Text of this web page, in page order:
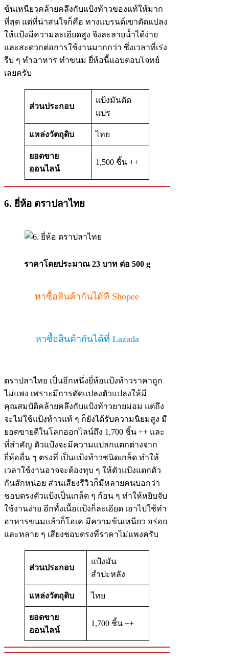
ข้นเหนียวคล้ายคลึงกับแป้งท้าวของแท้ให้มาก
ที่สุด แต่ที่น่าสนใจก็คือ ทางแบรนด์เขาดัดแปลง
ให้แป้งมีความละเอียดสูง จึงละลายน้ำได้ง่าย
และสะดวกต่อการใช้งานมากกว่า ซึ่งเวลาที่เร่ง
รีบ ๆ ทำอาหาร ทำขนม ยี่ห้อนี้แอบตอบโจทย์
เลยครับ
ส่วนประกอบ
แป้งมันดัด
แปร
แหล่งวัตถุดิบ ไทย
ยอดขาย
ออนไลน์
1,500 ชิ้น ++
6. ยี่ห้อ ตราปลาไทย
ราคาโดยประมาณ 23 บาท ต่อ 500 g
หาซื้อสินค้ากันได้ที่ Shopee
หาซื้อสินค้ากันได้ที่ Lazada
ตราปลาไทย เป็นอีกหนึ่งยี่ห้อแป้งท้าวราคาถูก
ไม่แพง เพราะมีการดัดแปลงตัวแปลงให้มี
คุณสมบัติคล้ายคลึงกับแป้งท้าวยายม่อม แต่ถึง
จะไม่ใช้แป้งท้าวแท้ ๆ ก็ยังได้รับความนิยมสูง มี
ยอดขายดีในโลกออกไลน์ถึง 1,700 ชิ้น ++ และ
ที่สำคัญ ตัวแป้งจะมีความแปลกแตกต่างจาก
ยี่ห้ออื่น ๆ ตรงที่ เป็นแป้งท้าวชนิดเกล็ด ทำให้
เวลาใช้งานอาจจะต้องทุบ ๆ ให้ตัวแป้งแตกตัว
กันสักหน่อย ส่วนเสียงรีวิวก็มีหลายคนบอกว่า
ชอบตรงตัวแป้งเป็นเกล็ด ๆ ก้อน ๆ ทำให้หยิบจับ
ใช้งานง่าย อีกทั้งเนื้อแป้งก็ละเอียด เอาไปใช้ทำ
อาหารขนมแล้วก็โอเค มีความข้นเหนียว อร่อย
และหลาย ๆ เสียงชอบตรงที่ราคาไม่แพงครับ
ส่วนประกอบ
แป้งมัน
สำปะหลัง
แหล่งวัตถุดิบ ไทย
ยอดขาย
ออนไลน์
1,700 ชิ้น ++